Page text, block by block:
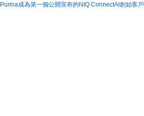
Purina成為第一個公開宣布的NIQ ConnectAI創始客戶